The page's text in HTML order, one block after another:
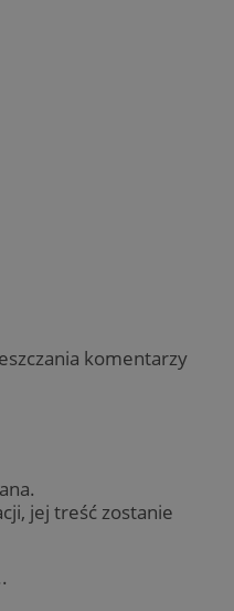
komentarzy
jej treść zostanie